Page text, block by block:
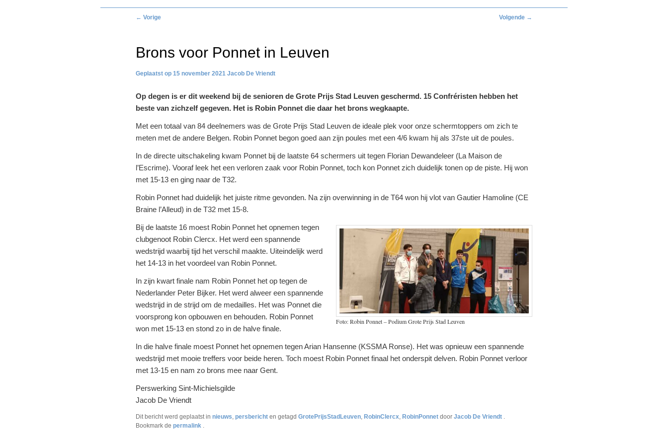
Bericht
← Vorige Volgende →
Brons voor Ponnet in Leuven
15 november 2021 Jacob De Vriendt
Op degen is er dit weekend bij de senioren de Grote Prijs Stad Leuven geschermd. 15 Confréristen hebben het
beste van zichzelf gegeven. Het is Robin Ponnet die daar het brons wegkaapte.
Met een totaal van 84 deelnemers was de Grote Prijs Stad Leuven de ideale plek voor onze schermtoppers om zich te
meten met de andere Belgen. Robin Ponnet begon goed aan zijn poules met een 4/6 kwam hij als 37ste uit de poules.
In de directe uitschakeling kwam Ponnet bij de laatste 64 schermers uit tegen Florian Dewandeleer (La Maison de
l’Escrime). Vooraf leek het een verloren zaak voor Robin Ponnet, toch kon Ponnet zich duidelijk tonen op de piste. Hij won
met 15-13 en ging naar de T32.
Robin Ponnet had duidelijk het juiste ritme gevonden. Na zijn overwinning in de T64 won hij vlot van Gautier Hamoline (CE
Braine l’Alleud) in de T32 met 15-8.
Foto: Robin Ponnet – Podium Grote Prijs Stad Leuven
Bij de laatste 16 moest Robin Ponnet het opnemen tegen
clubgenoot Robin Clercx. Het werd een spannende
wedstrijd waarbij tijd het verschil maakte. Uiteindelijk werd
het 14-13 in het voordeel van Robin Ponnet.
In zijn kwart finale nam Robin Ponnet het op tegen de
Nederlander Peter Bijker. Het werd alweer een spannende
wedstrijd in de strijd om de medailles. Het was Ponnet die
voorsprong kon opbouwen en behouden. Robin Ponnet
won met 15-13 en stond zo in de halve finale.
In die halve finale moest Ponnet het opnemen tegen Arian Hansenne (KSSMA Ronse). Het was opnieuw een spannende
wedstrijd met mooie treffers voor beide heren. Toch moest Robin Ponnet finaal het onderspit delven. Robin Ponnet verloor
met 13-15 en nam zo brons mee naar Gent.
Perswerking Sint-Michielsgilde
Jacob De Vriendt
Dit bericht werd geplaatst innieuws ,persbericht en getagdGrotePrijsStadLeuven ,RobinClercx ,RobinPonnet doorJacob De Vriendt
Bookmark depermalink